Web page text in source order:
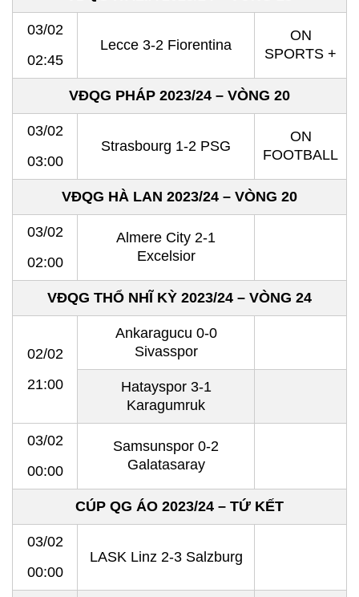
03/02
02:45
Lecce 3-2 Fiorentina
ON
SPORTS +
VĐQG PHÁP 2023/24 – VÒNG 20
03/02
03:00
Strasbourg 1-2 PSG
ON
FOOTBALL
VĐQG HÀ LAN 2023/24 – VÒNG 20
03/02
02:00
Almere City 2-1
Excelsior
VĐQG THỔ NHĨ KỲ 2023/24 – VÒNG 24
02/02
21:00
Ankaragucu 0-0
Sivasspor
Hatayspor 3-1
Karagumruk
03/02
00:00
Samsunspor 0-2
Galatasaray
CÚP QG ÁO 2023/24 – TỨ KẾT
03/02
00:00
LASK Linz 2-3 Salzburg